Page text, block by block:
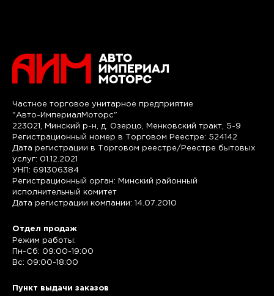
Частное торговое унитарное предприятие
"Авто-ИмпериалМоторс"
223021, Минский р-н, д. Озерцо, Менковский тракт, 5-9
Регистрационный номер в Торговом Реестре: 524142
Дата регистрации в Торговом реестре/Реестре бытовых
услуг: 01.12.2021
УНП: 691306384
Регистрационный орган: Минский районный
исполнительный комитет
Дата регистрации компании: 14.07.2010
Отдел продаж
Режим работы:
Пн-Сб: 09:00-19:00
Вс: 09:00-18:00
Пункт выдачи заказов